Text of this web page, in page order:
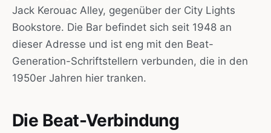
Jack Kerouac Alley, gegenüber der City Lights
Bookstore. Die Bar befindet sich seit 1948 an
dieser Adresse und ist eng mit den Beat-
Generation-Schriftstellern verbunden, die in den
1950er Jahren hier tranken.
Die Beat-Verbindung